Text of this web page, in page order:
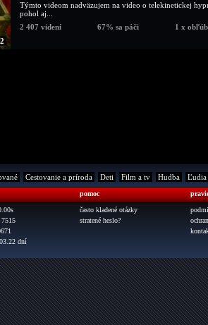
Týmto videom nadväzujem na video o telekinetickej
pohol aj...
2 407 videní
67% sa páči 1 x
Cestovanie a príroda Deti Film a tv Hudba Ľudia
dní
pomoc
často kladené otázky
stratené heslo?